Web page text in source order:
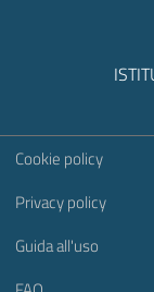
Sezione
Cookie policy
Privacy policy
Guida all'uso